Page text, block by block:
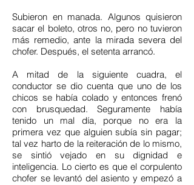
Subieron en manada. Algunos quisieron
sacar el boleto, otros no, pero no tuvieron
más remedio, ante la mirada severa del
chofer. Después, el setenta arrancó.
A mitad de la siguiente cuadra, el
conductor se dio cuenta que uno de los
chicos se había colado y entonces frenó
con brusquedad. Seguramente había
tenido un mal día, porque no era la
primera vez que alguien subía sin pagar;
tal vez harto de la reiteración de lo mismo,
se sintió vejado en su dignidad e
inteligencia. Lo cierto es que el corpulento
chofer se levantó del asiento y empezó a